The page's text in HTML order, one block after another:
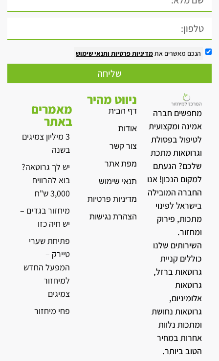
הנכם מאשרים אתמדיניות פרטיות ותנאי שימוש
שליחה
מחפשים חברה
אמינה ומקצועית
לטיפול בפסולת
וגרוטאות מתכת
שלכם? הגעתם
למקום הנכון! אנו
החברה המובילה
בישראל לפינוי
מתכות, פירוק
ומחזור.
השירותים שלנו
כוללים קניית
גרוטאות ברזל,
גרוטאות
אלומיניום,
גרוטאות נחושת
ומתכות נלוות
אחרות במחיר
הטוב ביותר.
ניווט מהיר
דף הבית
אודות
צור קשר
מפת אתר
תנאי שימוש
מדיניות פרטיות
הצהרת נגישות
מאמרים
באתר
3 מיליון צמיגים
בשנה
יש לך גרוטאה?
בוא להרוויח
3,000 ש"ח
מיחזור בגדים –
יש חיה כזו
פתיחת שערי
טיירק –
המפעל החדש
למיחזור
צמיגים
פחי מיחזור